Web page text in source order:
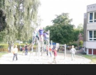
Zum
primären
Inhalt
springen